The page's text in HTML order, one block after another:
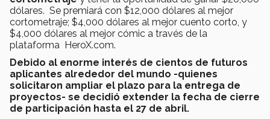
dólares. Se premiará con $12,000 dólares al mejor
cortometraje; $4,000 dólares al mejor cuento corto, y
$4,000 dólares al mejor cómic a través de la
plataforma HeroX.com.
Debido al enorme interés de cientos de futuros
aplicantes alrededor del mundo -quienes
solicitaron ampliar el plazo para la entrega de
proyectos- se decidió extender la fecha de cierre
de participación hasta el 27 de abril.